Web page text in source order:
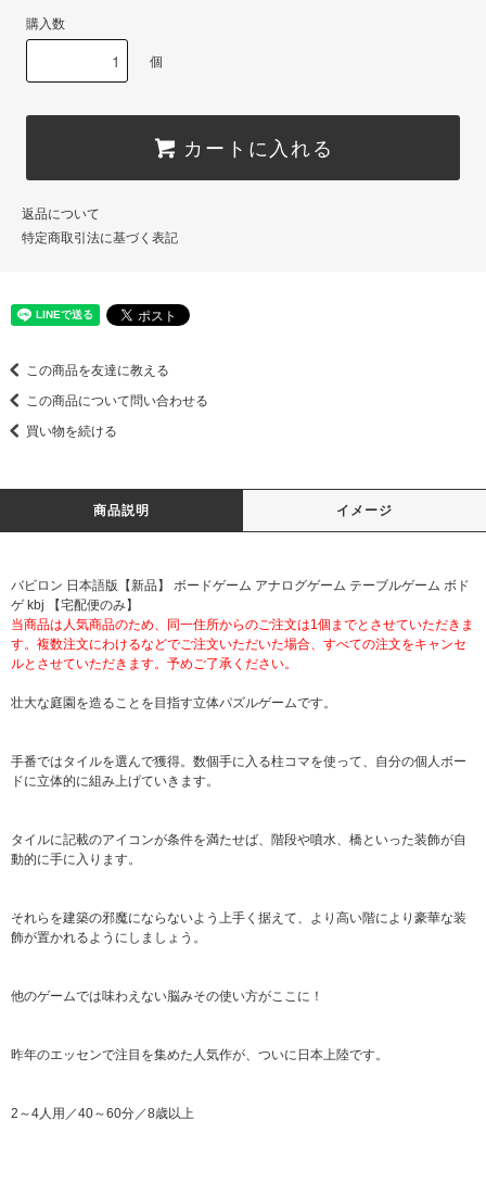
購入数
個
カートに入れる
返品について
特定商取引法に基づく表記
この商品を友達に教える
この商品について問い合わせる
買い物を続ける
商品説明 イメージ
バビロン 日本語版【新品】 ボードゲーム アナログゲーム テーブルゲーム ボド
ゲ kbj 【宅配便のみ】
当商品は人気商品のため、同一住所からのご注文は1個までとさせていただきま
す。複数注文にわけるなどでご注文いただいた場合、すべての注文をキャンセ
ルとさせていただきます。予めご了承ください。
壮大な庭園を造ることを目指す立体パズルゲームです。
手番ではタイルを選んで獲得。数個手に入る柱コマを使って、自分の個人ボー
ドに立体的に組み上げていきます。
タイルに記載のアイコンが条件を満たせば、階段や噴水、橋といった装飾が自
動的に手に入ります。
それらを建築の邪魔にならないよう上手く据えて、より高い階により豪華な装
飾が置かれるようにしましょう。
他のゲームでは味わえない脳みその使い方がここに！
昨年のエッセンで注目を集めた人気作が、ついに日本上陸です。
2～4人用／40～60分／8歳以上